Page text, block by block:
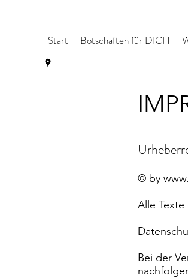
Start Botschaften für DICH
© by
Alle
Bei der